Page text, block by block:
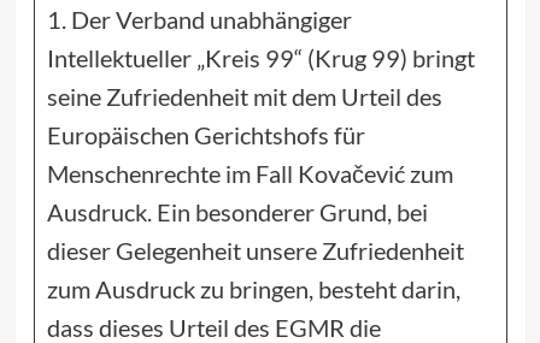
1. Der Verband unabhängiger
Intellektueller „Kreis 99“ (Krug 99) bringt
seine Zufriedenheit mit dem Urteil des
Europäischen Gerichtshofs für
Menschenrechte im Fall Kovačević zum
Ausdruck. Ein besonderer Grund, bei
dieser Gelegenheit unsere Zufriedenheit
zum Ausdruck zu bringen, besteht darin,
dass dieses Urteil des EGMR die